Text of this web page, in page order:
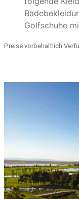
Golfschuhe
Preise vorbehaltlich